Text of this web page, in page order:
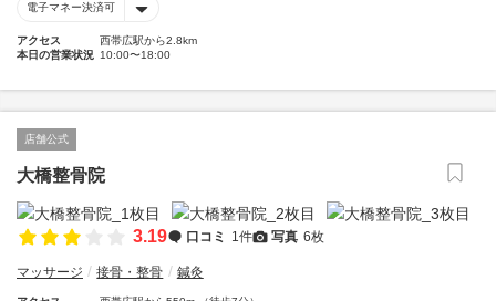
電子マネー決済可
アクセス
西帯広駅から2.8km
本日の営業状況 10:00〜18:00
店舗公式
大橋整骨院
3.19 口コミ 1件 写真 6枚
マッサージ 接骨・整骨 鍼灸